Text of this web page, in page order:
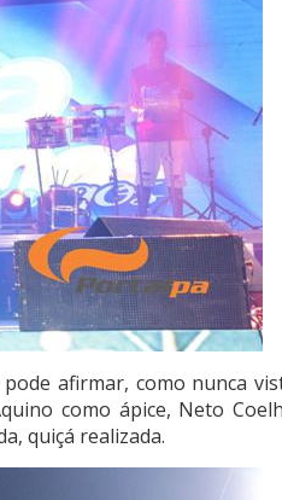
afirmar, como nunca
como ápice, Neto
quiçá realizada.